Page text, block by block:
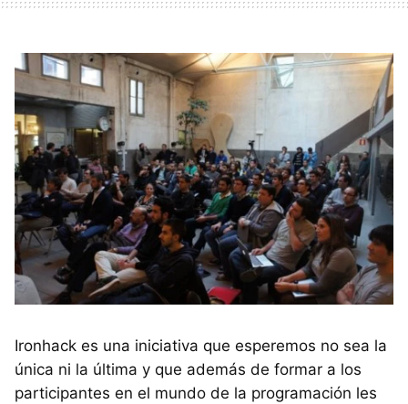
Ironhack es una iniciativa que esperemos no sea la
única ni la última y que además de formar a los
participantes en el mundo de la programación les